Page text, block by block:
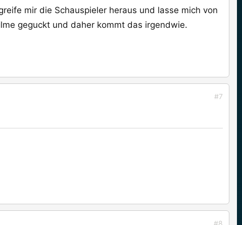
mir die Schauspieler heraus und lasse mich von
geguckt und daher kommt das irgendwie.
#7
#8